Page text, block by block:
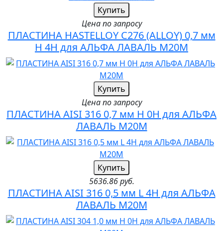
Купить
Цена по запросу
ПЛАСТИНА HASTELLOY C276 (ALLOY) 0,7 мм
H 4H для АЛЬФА ЛАВАЛЬ M20M
Купить
Цена по запросу
ПЛАСТИНА AISI 316 0,7 мм H 0H для АЛЬФА
ЛАВАЛЬ M20M
Купить
5636.86 руб.
ПЛАСТИНА AISI 316 0,5 мм L 4H для АЛЬФА
ЛАВАЛЬ M20M